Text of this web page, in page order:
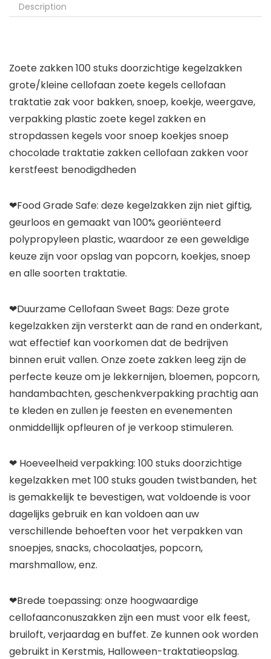
Description
Zoete zakken 100 stuks doorzichtige kegelzakken
grote/kleine cellofaan zoete kegels cellofaan
traktatie zak voor bakken, snoep, koekje, weergave,
verpakking plastic zoete kegel zakken en
stropdassen kegels voor snoep koekjes snoep
chocolade traktatie zakken cellofaan zakken voor
kerstfeest benodigdheden
❤Food Grade Safe: deze kegelzakken zijn niet giftig,
geurloos en gemaakt van 100% georiënteerd
polypropyleen plastic, waardoor ze een geweldige
keuze zijn voor opslag van popcorn, koekjes, snoep
en alle soorten traktatie.
❤Duurzame Cellofaan Sweet Bags: Deze grote
kegelzakken zijn versterkt aan de rand en onderkant,
wat effectief kan voorkomen dat de bedrijven
binnen eruit vallen. Onze zoete zakken leeg zijn de
perfecte keuze om je lekkernijen, bloemen, popcorn,
handambachten, geschenkverpakking prachtig aan
te kleden en zullen je feesten en evenementen
onmiddellijk opfleuren of je verkoop stimuleren.
❤ Hoeveelheid verpakking: 100 stuks doorzichtige
kegelzakken met 100 stuks gouden twistbanden, het
is gemakkelijk te bevestigen, wat voldoende is voor
dagelijks gebruik en kan voldoen aan uw
verschillende behoeften voor het verpakken van
snoepjes, snacks, chocolaatjes, popcorn,
marshmallow, enz.
❤Brede toepassing: onze hoogwaardige
cellofaanconuszakken zijn een must voor elk feest,
bruiloft, verjaardag en buffet. Ze kunnen ook worden
gebruikt in Kerstmis, Halloween-traktatieopslag.